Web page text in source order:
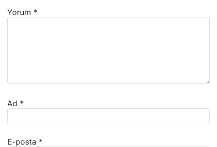
Yorum *
Ad *
E-posta *